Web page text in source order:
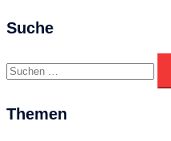
Suche
Suchen
nach:
Themen